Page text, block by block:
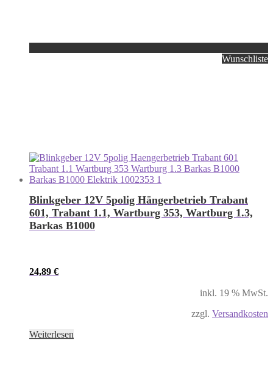
Wunschliste
Blinkgeber 12V 5polig Hängerbetrieb Trabant
601, Trabant 1.1, Wartburg 353, Wartburg 1.3,
Barkas B1000
24,89 €
inkl. 19 % MwSt.
zzgl. Versandkosten
Weiterlesen